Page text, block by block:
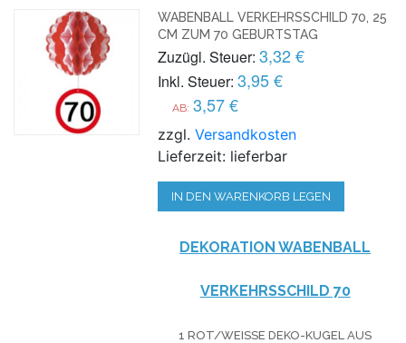
WABENBALL VERKEHRSSCHILD 70, 25
CM ZUM 70 GEBURTSTAG
Zuzügl. Steuer: 3,32 €
Inkl. Steuer: 3,95 €
AB: 3,57 €
zzgl.Versandkosten
Lieferzeit: lieferbar
IN DEN WARENKORB LEGEN
DEKORATION WABENBALL
VERKEHRSSCHILD 70
1 ROT/WEISSE DEKO-KUGEL AUS S